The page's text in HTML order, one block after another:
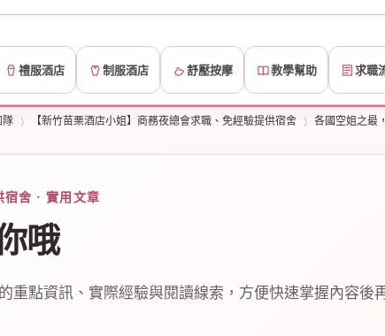
禮服酒店 制服酒店 舒壓按摩 教學幫助 求職
隊
›
【新竹苗栗酒店小姐】商務夜總會求職、免經驗提供宿舍 各國空姐之最
宿舍 · 實用文章
哦
重點資訊、實際經驗與閱讀線索，方便快速掌握內容後